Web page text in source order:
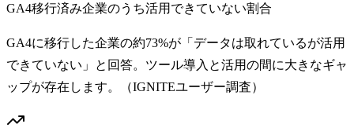
GA4移行済み企業のうち活用できていない割合
GA4に移行した企業の約73%が「データは取れているが活用
できていない」と回答。ツール導入と活用の間に大きなギャ
ップが存在します。（IGNITEユーザー調査）